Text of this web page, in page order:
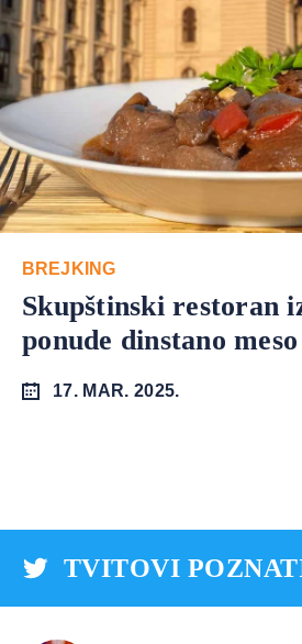
BREJKING
Skupštinski restoran
ponude dinstano meso
17. MAR. 2025.
TVITOVI